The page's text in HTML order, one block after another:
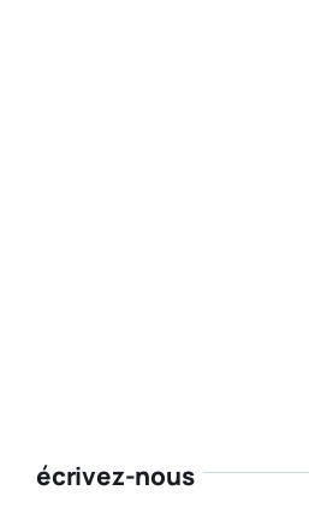
écrivez-nous